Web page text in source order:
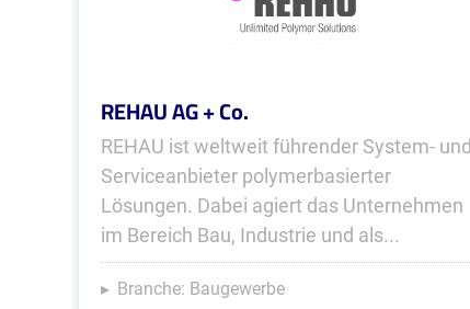
REHAU AG + Co.
REHAU ist weltweit führender System- und
Serviceanbieter polymerbasierter
Lösungen. Dabei agiert das Unternehmen
im Bereich Bau, Industrie und als...
Branche: Baugewerbe